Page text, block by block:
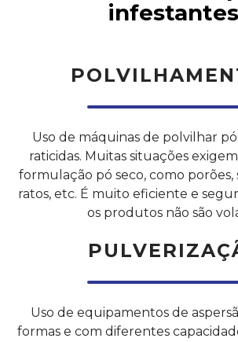
Uso de máquinas de polvilhar
raticidas. Muitas situações
formulação pó seco, como porões,
ratos, etc. É muito eficiente e
os produtos não são
Uso de equipamentos de
formas e com diferentes